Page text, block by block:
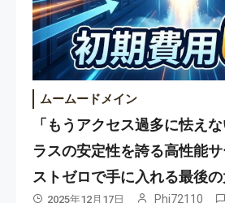
ムームードメイン
「もうアクセス過多に怯え
ラスの安定性を誇る高性能
ストゼロで手に入れる最後の
2025年12月17日 Phi72110